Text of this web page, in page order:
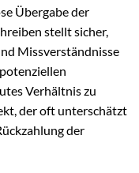
Übergabe der
stellt sicher,
Missverständnisse
Verhältnis zu
der oft unterschätzt
der